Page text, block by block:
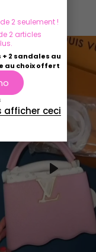
Play
2 seulement !
2 articles
2 sandales au
au choix offert
afficher ceci